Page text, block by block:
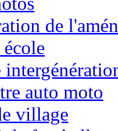
de
école
auto moto
village